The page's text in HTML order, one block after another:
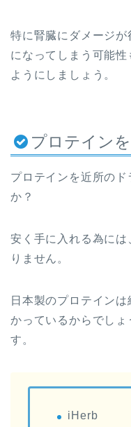
特に腎臓にダメージ
になってしまう可能
ようにしましょう。
プロテイン
プロテインを近所の
か？
安く手に入れる為に
りません。
日本製のプロテイン
かっているからでし
す。
iHerb